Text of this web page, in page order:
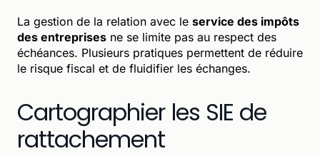
La gestion de la relation avec le service des impôts
des entreprises ne se limite pas au respect des
échéances. Plusieurs pratiques permettent de réduire
le risque fiscal et de fluidifier les échanges.
Cartographier les SIE de
rattachement